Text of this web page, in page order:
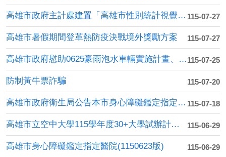
115-07-27
高雄市政府主計處建置「高雄市性別統計視覺化查詢平臺」
115-07-27
高雄市暑假期間登革熱防疫決戰境外獎勵方案
115-07-25
高雄市政府慰助0625豪雨泡水車輛實施計畫、申請書及附件....
115-07-20
防制黃牛票詐騙
115-07-18
高雄市政府衛生局公告本市身心障礙鑑定指定醫院。
115-06-29
高雄市立空中大學115學年度30+大學試辦計畫學分學程課....
115-06-29
高雄市身心障礙鑑定指定醫院(1150623版)